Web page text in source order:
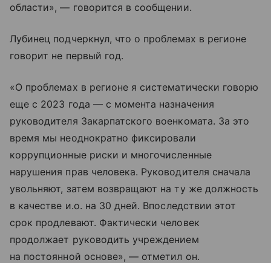
области», — говорится в сообщении.
Лубинец подчеркнул, что о проблемах в регионе
говорит не первый год.
«О проблемах в регионе я систематически говорю
еще с 2023 года — с момента назначения
руководителя Закарпатского военкомата. За это
время мы неоднократно фиксировали
коррупционные риски и многочисленные
нарушения прав человека. Руководителя сначала
увольняют, затем возвращают на ту же должность
в качестве и.о. на 30 дней. Впоследствии этот
срок продлевают. Фактически человек
продолжает руководить учреждением
на постоянной основе», — отметил он.